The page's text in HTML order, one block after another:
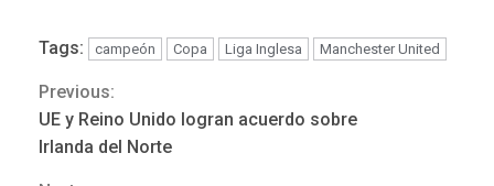
Tags: campeón Copa Liga Inglesa Manchester United
Continue
Reading
Previous:
UE y Reino Unido logran acuerdo sobre
Irlanda del Norte
LATINOAMÉRICA Y CARIBE